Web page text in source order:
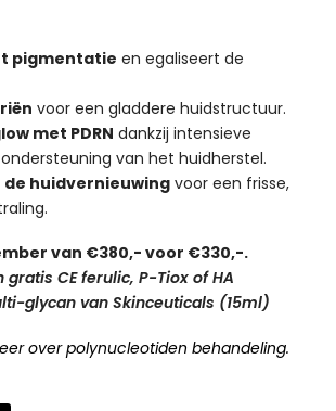
pigmentatie en egaliseert de
voor een gladdere huidstructuur.
met PDRN dankzij intensieve
van het huidherstel.
huidvernieuwing voor een frisse,
van €380,- voor €330,-.
gratis CE ferulic, P-Tiox ofHA
glycan van Skinceuticals (15ml)
over polynucleotiden behandeling.